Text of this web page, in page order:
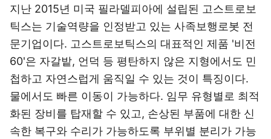
지난 2015년 미국 필라델피아에 설립된 고스트로보
틱스는 기술역량을 인정받고 있는 사족보행로봇 전
문기업이다. 고스트로보틱스의 대표적인 제품 '비전
60'은 자갈밭, 언덕 등 평탄하지 않은 지형에서도 민
첩하고 자연스럽게 움직일 수 있는 것이 특징이다.
물에서도 빠른 이동이 가능하다. 임무 유형별로 최적
화된 장비를 탑재할 수 있고, 손상된 부품에 대한 신
속한 복구와 수리가 가능하도록 부위별 분리가 가능